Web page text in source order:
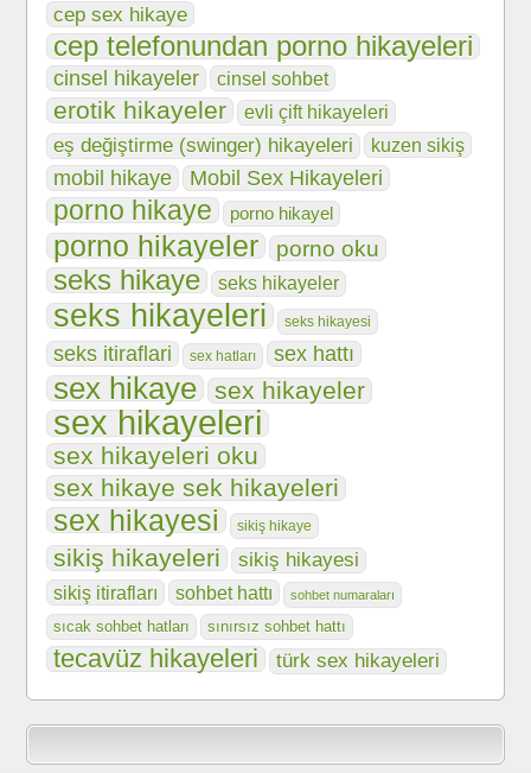
cep sex hikaye
cep telefonundan porno hikayeleri
cinsel hikayeler cinsel sohbet
erotik hikayeler evli çift hikayeleri
eş değiştirme (swinger) hikayeleri kuzen sikiş
mobil hikaye Mobil Sex Hikayeleri
porno hikaye porno hikayel
porno hikayeler porno oku
seks hikaye seks hikayeler
seks hikayeleri seks hikayesi
seks itiraflari sex hatları sex hattı
sex hikaye sex hikayeler
sex hikayeleri
sex hikayeleri oku
sex hikaye sek hikayeleri
sex hikayesi sikiş hikaye
sikiş hikayeleri sikiş hikayesi
sikiş itirafları sohbet hattı sohbet numaraları
sıcak sohbet hatları sınırsız sohbet hattı
tecavüz hikayeleri türk sex hikayeleri